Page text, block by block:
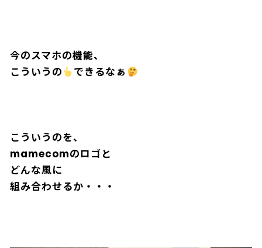
今のスマホの機能、
こういうの
できるなぁ
こういうのを、
mamecomのロゴと
どんな風に
組み合わせるか・・・